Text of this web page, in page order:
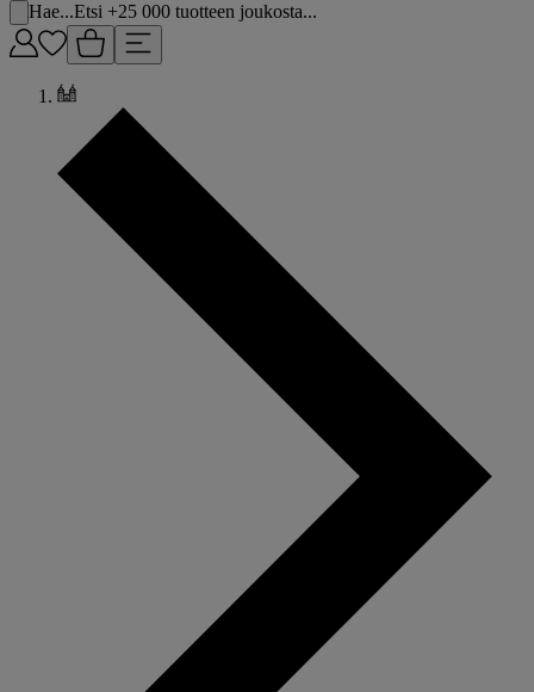
Hae...Etsi +25 000 tuotteen joukosta...